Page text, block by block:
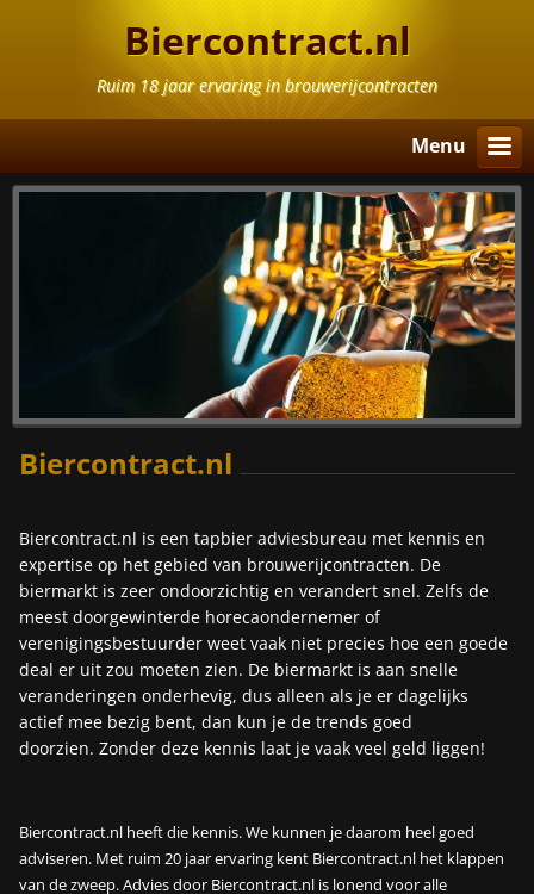
Biercontract.nl
Ruim 18 jaar ervaring in brouwerijcontracten
Menu
Biercontract.nl
Biercontract.nl is een tapbier adviesbureau met kennis en
expertise op het gebied van brouwerijcontracten. De
biermarkt is zeer ondoorzichtig en verandert snel. Zelfs de
meest doorgewinterde horecaondernemer of
verenigingsbestuurder weet vaak niet precies hoe een goede
deal er uit zou moeten zien. De biermarkt is aan snelle
veranderingen onderhevig, dus alleen als je er dagelijks
actief mee bezig bent, dan kun je de trends goed
doorzien.Zonder deze kennis laat je vaak veel geld liggen!
Biercontract.nl heeft die kennis. We kunnen je daarom heel goed
adviseren. Met ruim 20 jaar ervaring kent Biercontract.nl het klappen
van de zweep. Advies door Biercontract.nl is lonend voor alle